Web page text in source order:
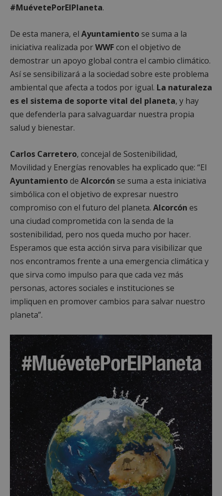
#MuévetePorElPlaneta.
De esta manera, el Ayuntamientose suma a la
iniciativa realizada porWWFcon el objetivo de
demostrar un apoyo global contra el cambio climático.
Así se sensibilizará a la sociedad sobre este problema
ambiental que afecta a todos por igual. La naturaleza
es el sistema de soporte vital del planeta, y hay
que defenderla para salvaguardar nuestra propia
salud y bienestar.
Carlos Carretero, concejal de Sostenibilidad,
Movilidad y Energías renovables ha explicado que: “El
Ayuntamientode Alcorcón se suma a esta iniciativa
simbólica con el objetivo de expresar nuestro
compromiso con el futuro del planeta. Alcorcón es
una ciudad comprometida con la senda de la
sostenibilidad, pero nos queda mucho por hacer.
Esperamos que esta acción sirva para visibilizar que
nos encontramos frente a una emergencia climática y
que sirva como impulso para que cada vez más
personas, actores sociales e instituciones se
impliquen en promover cambios para salvar nuestro
planeta”.